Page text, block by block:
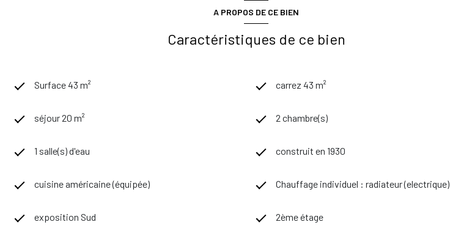
A PROPOS DE CE BIEN
Caractéristiques de ce bien
Surface 43 m² carrez 43 m²
séjour 20 m² 2 chambre(s)
1 salle(s) d'eau construit en 1930
cuisine américaine (équipée) Chauffage individuel : radiateur (electrique)
exposition Sud 2ème étage